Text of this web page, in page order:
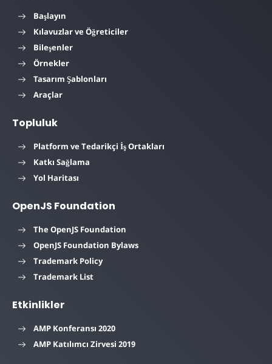
Başlayın
Kılavuzlar ve Öğreticiler
Bileşenler
Örnekler
Tasarım Şablonları
Araçlar
Topluluk
Platform ve Tedarikçi İş Ortakları
Katkı Sağlama
Yol Haritası
OpenJS Foundation
The OpenJS Foundation
OpenJS Foundation Bylaws
Trademark Policy
Trademark List
Etkinlikler
AMP Konferansı 2020
AMP Katılımcı Zirvesi 2019